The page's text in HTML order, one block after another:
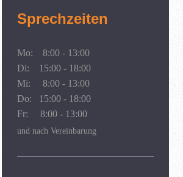
Sprechzeiten
Mo: 8:00 - 13:00
Di: 15:00 - 18:00
Mi: 8:00 - 13:00
Do: 15:00 - 18:00
Fr: 8:00 - 13:00
und nach Vereinbarung